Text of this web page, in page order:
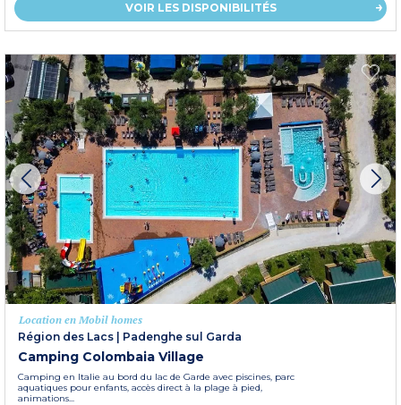
VOIR LES DISPONIBILITÉS
Location en Mobil homes
Région des Lacs | Padenghe sul Garda
Camping Colombaia Village
Camping en Italie au bord du lac de Garde avec piscines, parc
aquatiques pour enfants, accès direct à la plage à pied,
animations...